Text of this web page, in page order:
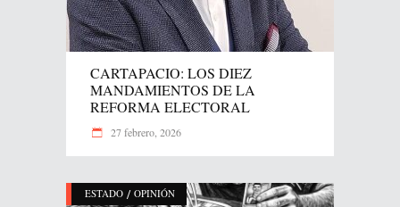
CARTAPACIO: LOS DIEZ
MANDAMIENTOS DE LA
REFORMA ELECTORAL
27 febrero, 2026
ESTADO / OPINIÓN